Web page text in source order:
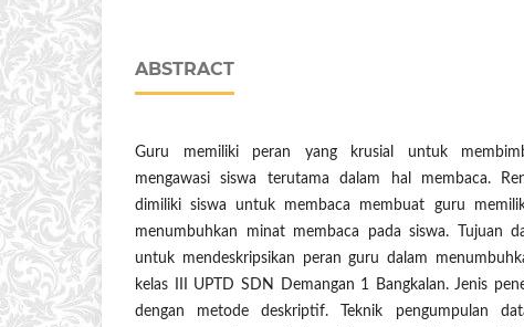
ABSTRACT
Guru memiliki peran yang krusial untuk
mengawasi siswa terutama dalam hal membaca.
dimiliki siswa untuk membaca membuat guru
menumbuhkan minat membaca pada siswa. Tujuan
untuk mendeskripsikan peran guru dalam
kelas III UPTD SDN Demangan 1 Bangkalan. Jenis
dengan metode deskriptif. Teknik pengumpulan